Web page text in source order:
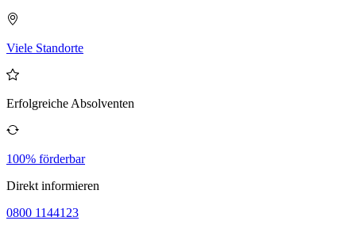
Viele Standorte
Erfolgreiche Absolventen
100% förderbar
Direkt informieren
0800 1144123